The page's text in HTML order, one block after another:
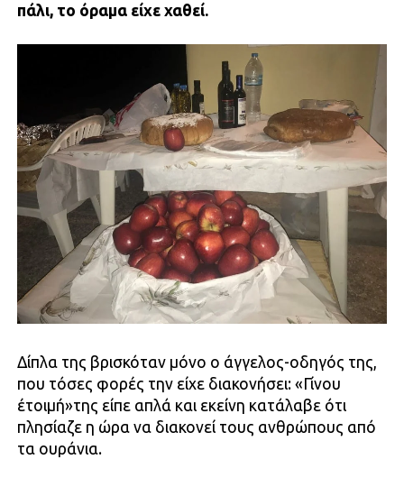
πάλι, το όραμα είχε χαθεί.
Δίπλα της βρισκόταν μόνο ο άγγελος-οδηγός της,
που τόσες φορές την είχε διακονήσει: «Γίνου
έτοιμή»της είπε απλά και εκείνη κατάλαβε ότι
πλησίαζε η ώρα να διακονεί τους ανθρώπους από
τα ουράνια.